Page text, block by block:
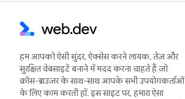
हम आपको ऐसी सुंदर, ऐक्सेस करने लायक, तेज़ और
सुरक्षित वेबसाइटें बनाने में मदद करना चाहते हैं जो
क्रॉस-ब्राउज़र के साथ-साथ आपके सभी उपयोगकर्ताओं
के लिए काम करती हों. इस साइट पर, हमारा ऐसा